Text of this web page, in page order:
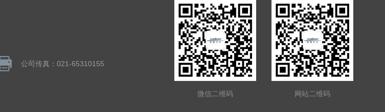
公司传真：021-65310155
微信二维码 网站二维码